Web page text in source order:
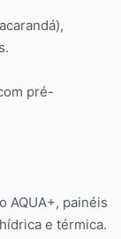
pré-
AQUA+, painéis
e térmica.